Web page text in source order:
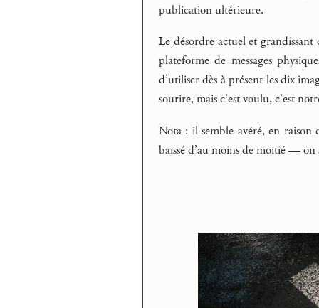
publication ultérieure.
Le désordre actuel et
plateforme de messages
d’utiliser dès à présent les dix
sourire, mais c’est voulu, c’est
Nota : il semble avéré, en raison
baissé d’au moins de moitié —